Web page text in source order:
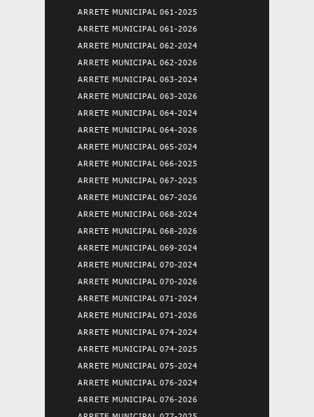
ARRETE MUNICIPAL 061-2025
ARRETE MUNICIPAL 061-2026
ARRETE MUNICIPAL 062-2024
ARRETE MUNICIPAL 062-2026
ARRETE MUNICIPAL 063-2024
ARRETE MUNICIPAL 063-2026
ARRETE MUNICIPAL 064-2024
ARRETE MUNICIPAL 064-2026
ARRETE MUNICIPAL 065-2024
ARRETE MUNICIPAL 066-2025
ARRETE MUNICIPAL 067-2025
ARRETE MUNICIPAL 067-2026
ARRETE MUNICIPAL 068-2024
ARRETE MUNICIPAL 068-2026
ARRETE MUNICIPAL 069-2024
ARRETE MUNICIPAL 070-2024
ARRETE MUNICIPAL 070-2026
ARRETE MUNICIPAL 071-2024
ARRETE MUNICIPAL 071-2026
ARRETE MUNICIPAL 074-2024
ARRETE MUNICIPAL 074-2025
ARRETE MUNICIPAL 075-2024
ARRETE MUNICIPAL 076-2024
ARRETE MUNICIPAL 076-2026